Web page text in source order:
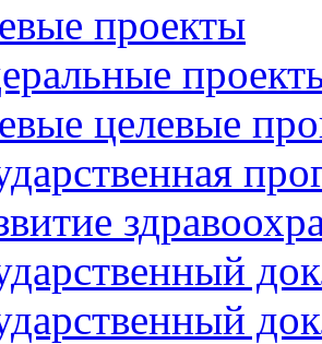
проекты
целевые